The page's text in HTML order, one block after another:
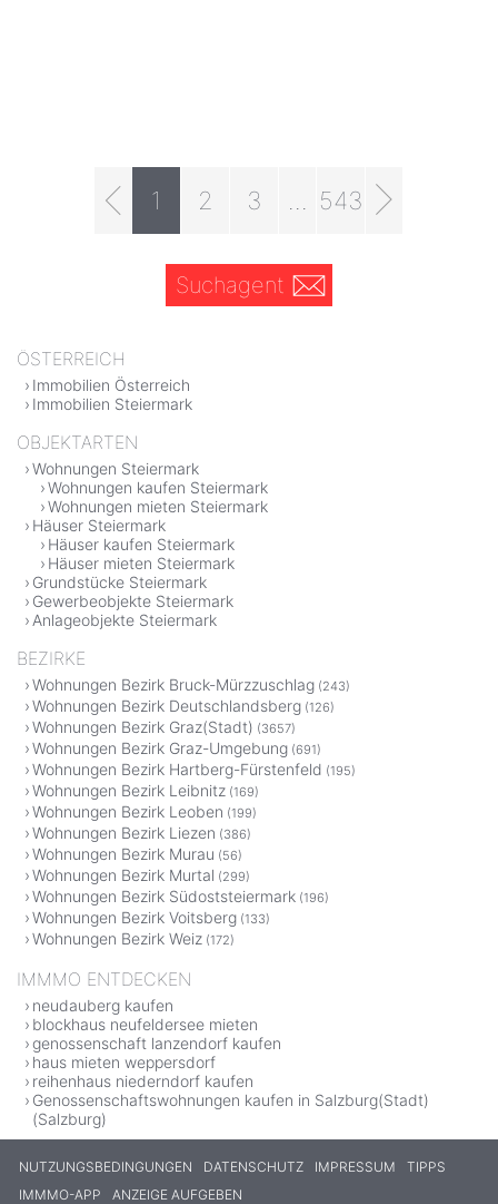
1 2 3 543
Suchagent
ÖSTERREICH
Immobilien Österreich
Immobilien Steiermark
OBJEKTARTEN
Wohnungen Steiermark
Wohnungen kaufen Steiermark
Wohnungen mieten Steiermark
Häuser Steiermark
Häuser kaufen Steiermark
Häuser mieten Steiermark
Grundstücke Steiermark
Gewerbeobjekte Steiermark
Anlageobjekte Steiermark
BEZIRKE
Wohnungen Bezirk Bruck-Mürzzuschlag (243)
Wohnungen Bezirk Deutschlandsberg (126)
Wohnungen Bezirk Graz(Stadt) (3657)
Wohnungen Bezirk Graz-Umgebung (691)
Wohnungen Bezirk Hartberg-Fürstenfeld (195)
Wohnungen Bezirk Leibnitz (169)
Wohnungen Bezirk Leoben (199)
Wohnungen Bezirk Liezen (386)
Wohnungen Bezirk Murau (56)
Wohnungen Bezirk Murtal (299)
Wohnungen Bezirk Südoststeiermark (196)
Wohnungen Bezirk Voitsberg (133)
Wohnungen Bezirk Weiz (172)
IMMMO ENTDECKEN
neudauberg kaufen
blockhaus neufeldersee mieten
genossenschaft lanzendorf kaufen
haus mieten weppersdorf
reihenhaus niederndorf kaufen
Genossenschaftswohnungen kaufen in Salzburg(Stadt)
(Salzburg)
NUTZUNGSBEDINGUNGEN DATENSCHUTZ IMPRESSUM
TIPPS
IMMMO-APP
ANZEIGE AUFGEBEN